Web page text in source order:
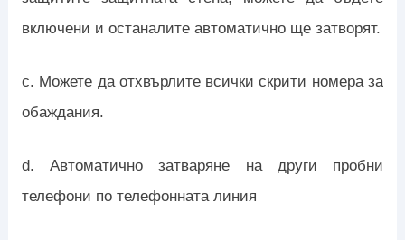
включени и останалите автоматично ще затворят.
c. Можете да отхвърлите всички скрити номера за
обаждания.
d. Автоматично затваряне на други пробни
телефони по телефонната линия